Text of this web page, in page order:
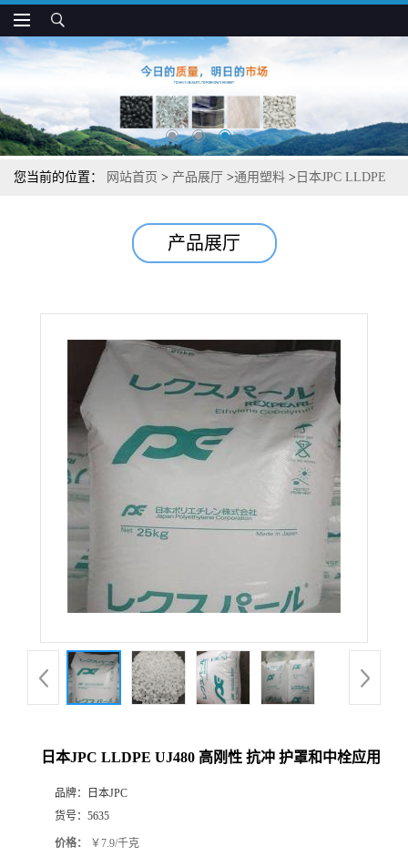
您当前的位置： 网站首页 > 产品展厅 >通用塑料 > 日本JPC LLDPE
产品展厅
日本JPC LLDPE UJ480 高刚性 抗冲 护罩和中栓应用
品牌：
日本JPC
货号： 5635
价格： ￥7.9/千克